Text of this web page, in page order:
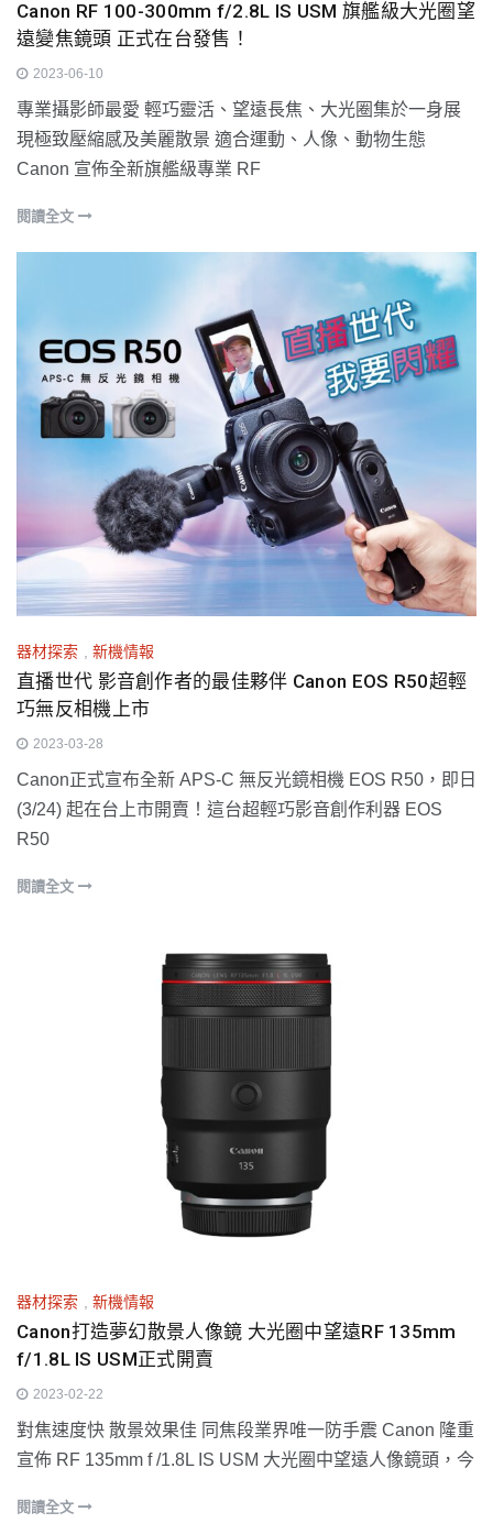
Canon RF 100-300mm f/2.8L IS USM 旗艦級大光圈望
遠變焦鏡頭 正式在台發售！
2023-06-10
專業攝影師最愛 輕巧靈活、望遠長焦、大光圈集於一身展
現極致壓縮感及美麗散景 適合運動、人像、動物生態
Canon 宣佈全新旗艦級專業 RF
閱讀全文
器材探索 新機情報
直播世代 影音創作者的最佳夥伴 Canon EOS R50超輕
巧無反相機上市
2023-03-28
Canon正式宣布全新 APS-C 無反光鏡相機 EOS R50，即日
(3/24) 起在台上市開賣！這台超輕巧影音創作利器 EOS
R50
閱讀全文
器材探索 新機情報
Canon打造夢幻散景人像鏡 大光圈中望遠RF 135mm
f/1.8L IS USM正式開賣
2023-02-22
對焦速度快 散景效果佳 同焦段業界唯一防手震 Canon 隆重
宣佈 RF 135mm f /1.8L IS USM 大光圈中望遠人像鏡頭，今
閱讀全文